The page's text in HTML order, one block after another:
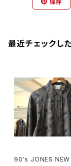
保存
最近チェックし
90's JONES